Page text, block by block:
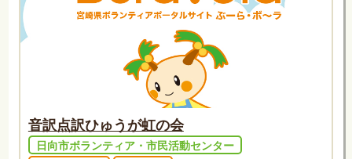
音訳点訳ひゅうが虹の会
日向市ボランティア・市民活動センター